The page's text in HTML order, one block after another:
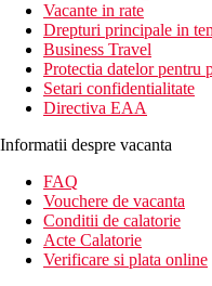
Vacante in rate
Drepturi principale in
Business Travel
Protectia datelor pentru
Setari confidentialitate
Directiva EAA
Informatii despre vacanta
FAQ
Vouchere de vacanta
Conditii de calatorie
Acte Calatorie
Verificare si plata online